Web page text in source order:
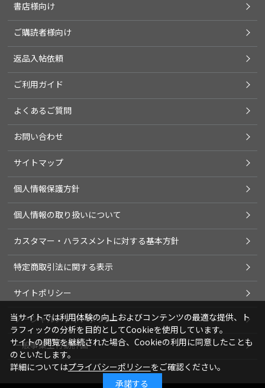
書店様向け
ご購読者様向け
返品入帖依頼
ご利用ガイド
よくあるご質問
お問い合わせ
サイトマップ
個人情報保護方針
個人情報の取り扱いについて
カスタマー・ハラスメントに対する基本方針
特定商取引法に関する表示
サイトポリシー
ソーシャルメディアポリシー
一般事業主行動計画
当サイトでは利用体験の向上およびコンテンツの最適な提供、ト
ラフィックの分析を目的としてCookieを使用しています。
サイトの閲覧を継続された場合、Cookieの利用に同意したことも
のといたします。
詳細についてはプライバシーポリシーをご確認ください。
承諾する